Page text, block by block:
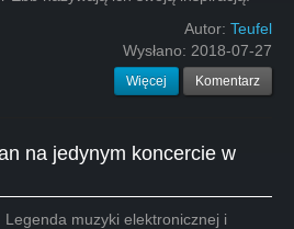
Autor: Teufel
Wysłano: 2018-07-27
Więcej Komentarz
na jedynym koncercie w
Legenda muzyki elektronicznej i